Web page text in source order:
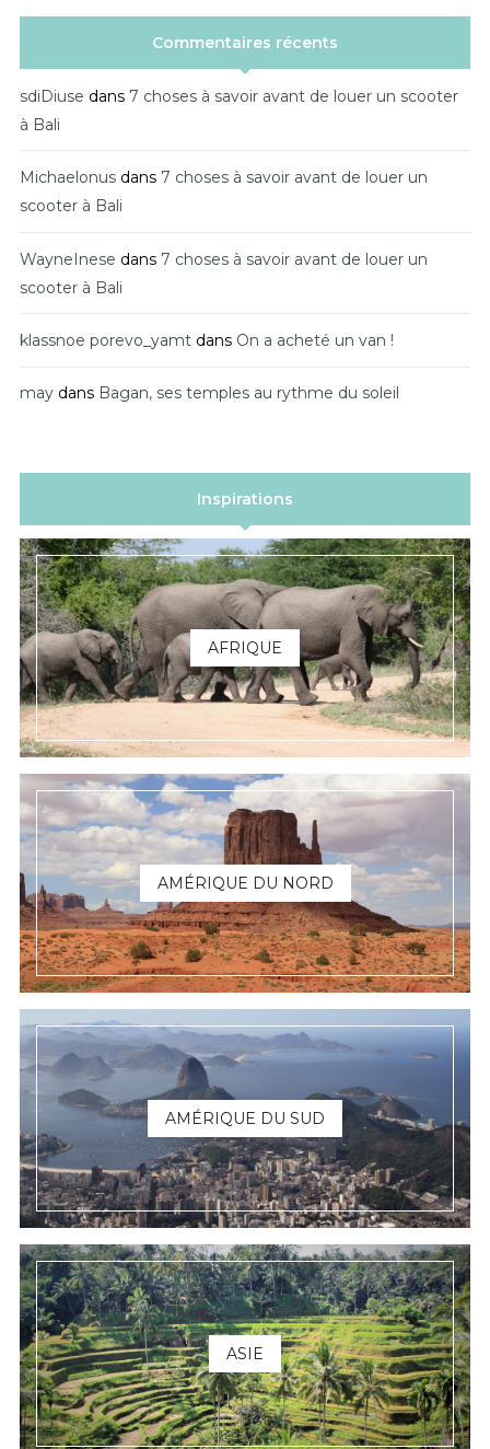
Commentaires récents
sdiDiuse dans 7 choses à savoir avant de louer un scooter
à Bali
Michaelonus dans 7 choses à savoir avant de louer un
scooter à Bali
WayneInese dans 7 choses à savoir avant de louer un
scooter à Bali
klassnoe porevo_yamt dans On a acheté un van !
may dans Bagan, ses temples au rythme du soleil
Inspirations
AFRIQUE
AMÉRIQUE DU NORD
AMÉRIQUE DU SUD
ASIE